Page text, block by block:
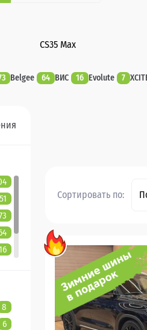
CS35 Max
Belgee 64 ВИС 16 Evolute 7
8
6
Сортировать по: